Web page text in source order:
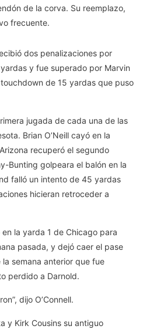
de la corva. Su reemplazo,
frecuente.
dos penalizaciones por
y fue superado por Marvin
de 15 yardas que puso
jugada de cada una de las
Brian O’Neill cayó en la
recuperó el segundo
Bunting golpeara el balón en la
falló un intento de 45 yardas
hicieran retroceder a
la yarda 1 de Chicago para
pasada, y dejó caer el pase
semana anterior que fue
perdido a Darnold.
dijo O’Connell.
y Kirk Cousins su antiguo